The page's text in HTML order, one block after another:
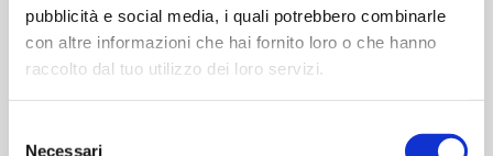
pubblicità e social media, i quali potrebbero combinarle
con altre informazioni che hai fornito loro o che hanno
raccolto dal tuo utilizzo dei loro servizi.
Necessari